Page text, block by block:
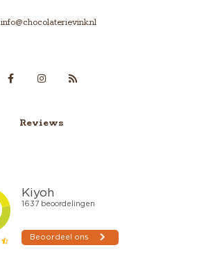
info@chocolaterievink.nl
Reviews